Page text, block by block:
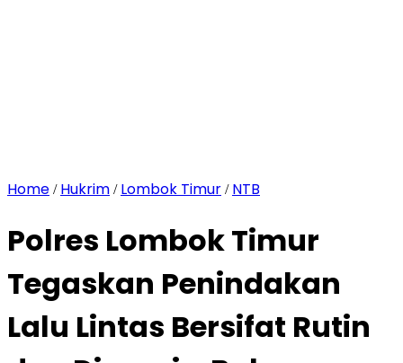
Home / Hukrim / Lombok Timur / NTB
Polres Lombok Timur
Tegaskan Penindakan
Lalu Lintas Bersifat Rutin